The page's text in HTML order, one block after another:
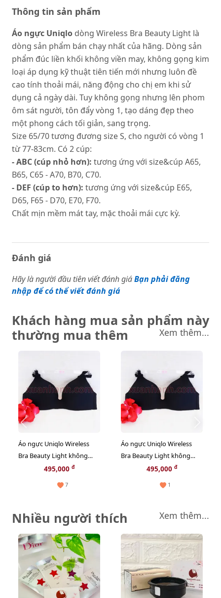
Thông tin sản phẩm
Áo ngực Uniqlo dòng Wireless Bra Beauty Light là
dòng sản phẩm bán chạy nhất của hãng. Dòng sản
phẩm đúc liền khối không viền may, không gọng kim
loại áp dụng kỹ thuật tiên tiến mới nhưng luôn đề
cao tính thoải mái, năng động cho chị em khi sử
dụng cả ngày dài. Tuy không gọng nhưng lên phom
ôm sát người, tôn đẩy vòng 1, tạo dáng đẹp theo
một phong cách tối giản, sang trọng.
Size 65/70 tương đương size S, cho người có vòng 1
từ 77-83cm. Có 2 cúp:
- ABC (cúp nhỏ hơn): tương ứng với size&cúp A65,
B65, C65 - A70, B70, C70.
- DEF (cúp to hơn): tương ứng với size&cúp E65,
D65, F65 - D70, E70, F70.
Chất mịn mềm mát tay, mặc thoải mái cực kỳ.
Đánh giá
Hãy là người đầu tiên viết đánh giáBạn phải đăng
nhập để có thể viết đánh giá
Khách hàng mua sản phẩm này
thường mua thêm
Xem thêm...
Áo ngực Uniqlo Wireless
Bra Beauty Light không
viền, không gọng, #Black -
495,000 đ
7
Áo ngực Uniqlo Wireless
Bra Beauty Light không
viền, không gọng, #Black -
495,000 đ
1
Nhiều người thích Xem thêm...